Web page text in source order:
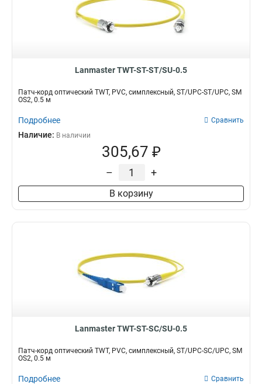
Lanmaster TWT-ST-ST/SU-0.5
Патч-корд оптический TWT, PVC, симплексный, ST/UPC-ST/UPC, SM
OS2, 0.5 м
Подробнее Сравнить
Наличие: В наличии
305,67 ₽
– +
В корзину
Lanmaster TWT-ST-SC/SU-0.5
Патч-корд оптический TWT, PVC, симплексный, ST/UPC-SC/UPC, SM
OS2, 0.5 м
Подробнее Сравнить